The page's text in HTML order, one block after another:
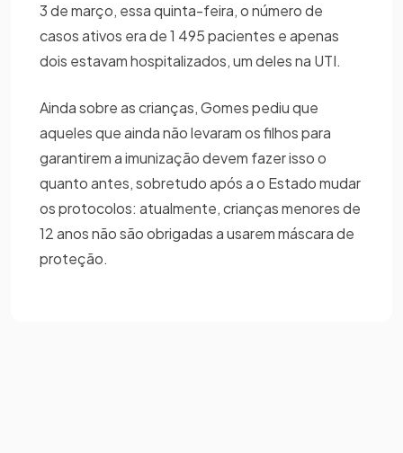
3 de março, essa quinta-feira, o número de
casos ativos era de 1 495 pacientes e apenas
dois estavam hospitalizados, um deles na UTI.
Ainda sobre as crianças, Gomes pediu que
aqueles que ainda não levaram os filhos para
garantirem a imunização devem fazer isso o
quanto antes, sobretudo após a o Estado mudar
os protocolos: atualmente, crianças menores de
12 anos não são obrigadas a usarem máscara de
proteção.